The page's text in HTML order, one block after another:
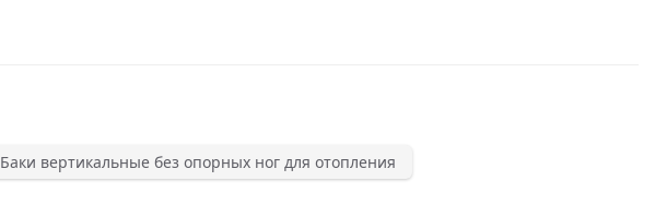
Баки вертикальные без опорных ног для отопления